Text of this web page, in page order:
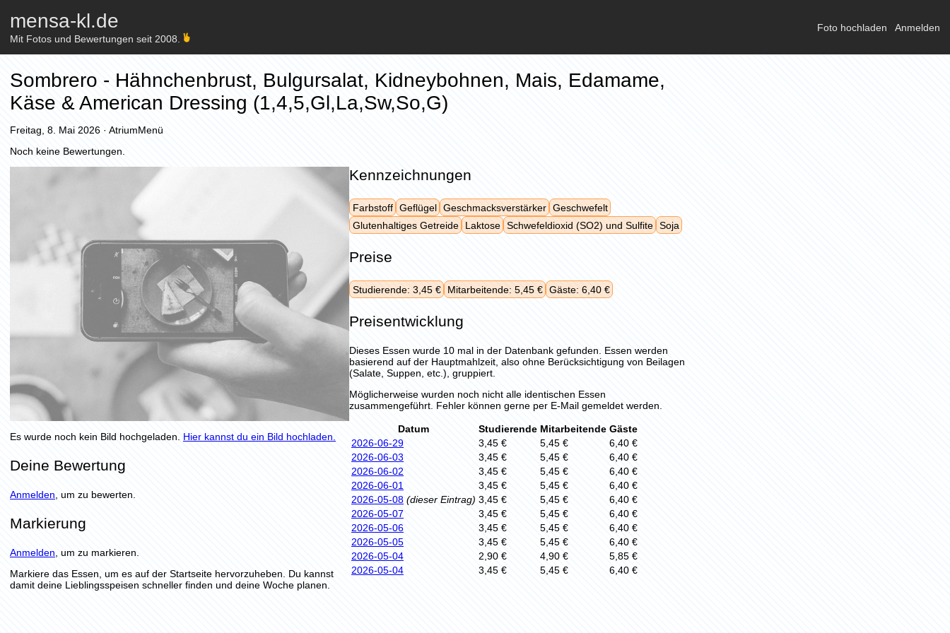
mensa-kl.de
Mit Fotos und Bewertungen seit 2008.
Foto hochladen Anmelden
Sombrero - Hähnchenbrust, Bulgursalat, Kidneybohnen, Mais, Edamame,
Käse & American Dressing (1,4,5,Gl,La,Sw,So,G)
Freitag, 8. Mai 2026 · AtriumMenü
Noch keine Bewertungen.
Es wurde noch kein Bild hochgeladen. Hier kannst du ein Bild hochladen.
Deine Bewertung
Anmelden , um zu bewerten.
Markierung
Anmelden , um zu markieren.
Markiere das Essen, um es auf der Startseite hervorzuheben. Du kannst
damit deine Lieblingsspeisen schneller finden und deine Woche planen.
Kennzeichnungen
Farbstoff Geflügel Geschmacksverstärker Geschwefelt
Glutenhaltiges Getreide
Laktose Schwefeldioxid (SO2) und Sulfite Soja
Preise
Studierende: 3,45 € Mitarbeitende: 5,45 € Gäste: 6,40 €
Preisentwicklung
Dieses Essen wurde 10 mal in der Datenbank gefunden. Essen werden
basierend auf der Hauptmahlzeit, also ohne Berücksichtigung von Beilagen
(Salate, Suppen, etc.), gruppiert.
Möglicherweise wurden noch nicht alle identischen Essen
zusammengeführt. Fehler können gerne per E-Mail gemeldet werden.
Datum Studierende Mitarbeitende Gäste
2026-06-29
3,45 € 5,45 €
6,40 €
2026-06-03
3,45 € 5,45 €
6,40 €
2026-06-02
3,45 € 5,45 €
6,40 €
2026-06-01
3,45 € 5,45 €
6,40 €
2026-05-08 (dieser Eintrag) 3,45 € 5,45 €
6,40 €
2026-05-07
3,45 € 5,45 €
6,40 €
2026-05-06
3,45 € 5,45 €
6,40 €
2026-05-05
3,45 € 5,45 €
6,40 €
2026-05-04
2,90 € 4,90 €
5,85 €
2026-05-04
3,45 € 5,45 € 6,40 €